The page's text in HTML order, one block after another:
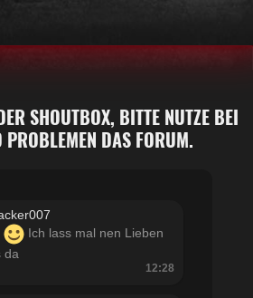
SHOUTBOX, BITTE NUTZE BEI
PROBLEMEN DAS FORUM.
Ich lass mal nen Lieben
da
12:28